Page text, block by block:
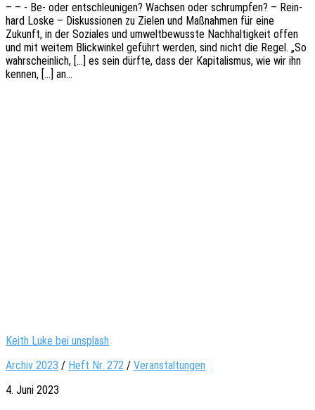
– – - Be- oder entschleu­ni­gen? Wach­sen oder schrump­fen? – Rein­
hard Loske – Diskus­sio­nen zu Zielen und Maßnah­men für eine
Zukunft, in der Sozia­les und umwelt­be­wuss­te Nach­hal­tig­keit offen
und mit weitem Blick­win­kel geführt werden, sind nicht die Regel. „So
wahr­schein­lich, […] es sein dürfte, dass der Kapi­ta­lis­mus, wie wir ihn
kennen, […] an…
Keith Luke bei unsplash
Archiv 2023 / Heft Nr. 272 / Veranstaltungen
4. Juni 2023